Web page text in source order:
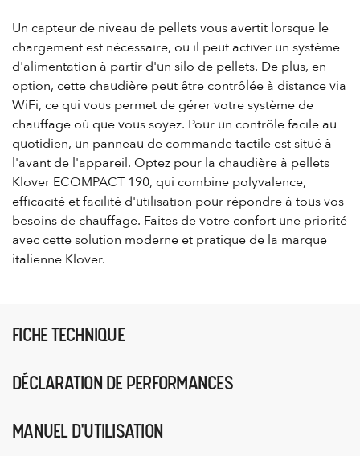
Un capteur de niveau de pellets vous avertit lorsque le
chargement est nécessaire, ou il peut activer un système
d'alimentation à partir d'un silo de pellets. De plus, en
option, cette chaudière peut être contrôlée à distance via
WiFi, ce qui vous permet de gérer votre système de
chauffage où que vous soyez. Pour un contrôle facile au
quotidien, un panneau de commande tactile est situé à
l'avant de l'appareil. Optez pour la chaudière à pellets
Klover ECOMPACT 190, qui combine polyvalence,
efficacité et facilité d'utilisation pour répondre à tous vos
besoins de chauffage. Faites de votre confort une priorité
avec cette solution moderne et pratique de la marque
italienne Klover.
FICHE TECHNIQUE
DÉCLARATION DE PERFORMANCES
MANUEL D'UTILISATION